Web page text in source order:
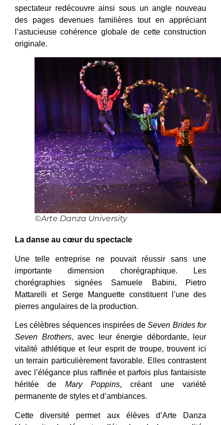
spectateur redécouvre ainsi sous un angle nouveau
des pages devenues familières tout en appréciant
l’astucieuse cohérence globale de cette construction
originale.
©Arte Danza University
La danse au cœur du spectacle
Une telle entreprise ne pouvait réussir sans une
importante dimension chorégraphique. Les
chorégraphies signées Samuele Babini, Pietro
Mattarelli et Serge Manguette constituent l’une des
pierres angulaires de la production.
Les célèbres séquences inspirées deSeven Brides for
Seven Brothers, avec leur énergie débordante, leur
vitalité athlétique et leur esprit de troupe, trouvent ici
un terrain particulièrement favorable. Elles contrastent
avec l’élégance plus raffinée et parfois plus fantaisiste
héritée de Mary Poppins, créant une variété
permanente de styles et d’ambiances.
Cette diversité permet aux élèves d’Arte Danza